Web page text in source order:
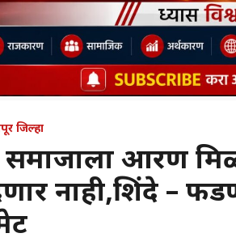
जिल्हा
समाजाला आरक्षण
नाही,शिंदे –